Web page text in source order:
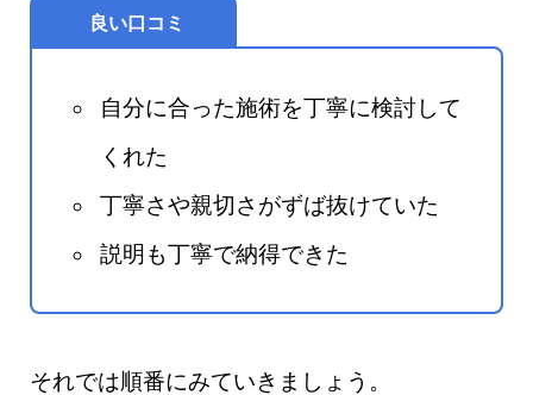
良い口コミ
自分に合った施術を丁寧に検討して
くれた
丁寧さや親切さがずば抜けていた
説明も丁寧で納得できた
それでは順番にみていきましょう。